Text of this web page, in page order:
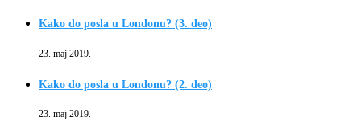
Kako do posla u Londonu? (3. deo)
23. maj 2019.
Kako do posla u Londonu? (2. deo)
23. maj 2019.